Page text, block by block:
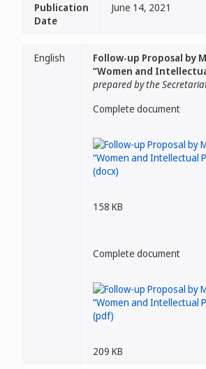
Publication
Date
June 14, 2021
English
Follow-up Proposal by
“Women and
prepared by the
Complete document
158 KB
Complete document
209 KB